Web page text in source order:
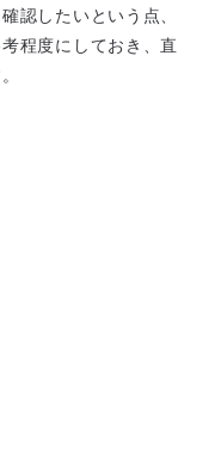
認したいという点、
程度にしておき、直